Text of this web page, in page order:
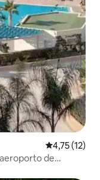
4,75 de uma
4,75 (12)
aeroporto de